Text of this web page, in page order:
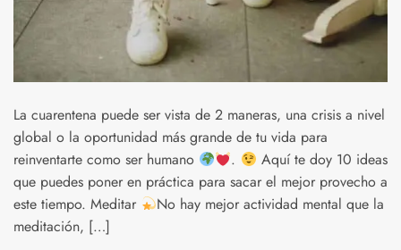
La cuarentena puede ser vista de 2 maneras, una crisis a nivel
global o la oportunidad más grande de tu vida para
reinventarte como ser humano
.
Aquí te doy 10 ideas
que puedes poner en práctica para sacar el mejor provecho a
este tiempo. Meditar
No hay mejor actividad mental que la
meditación, […]